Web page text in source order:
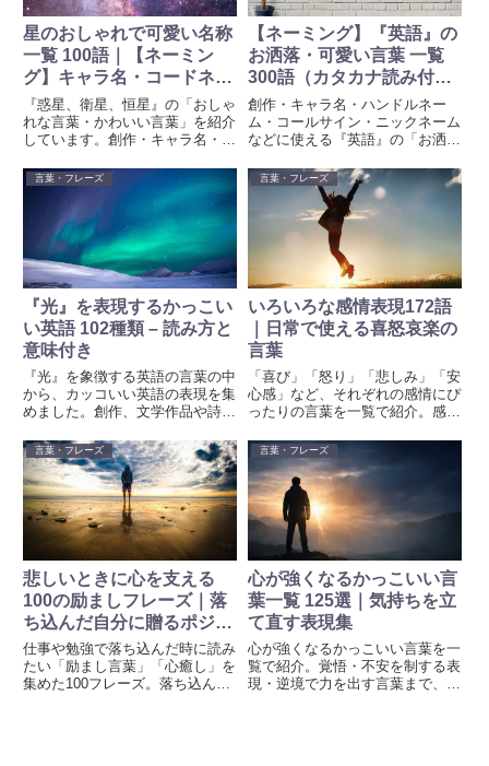
星のおしゃれで可愛い名称
一覧 100語｜【ネーミン
グ】キャラ名・コードネー
ム・チーム名などに
『惑星、衛星、恒星』の「おしゃ
れな言葉・かわいい言葉」を紹介
しています。創作・キャラ名・ハ
ックネームなどに使えるなどのネ
ーミングアイデアとして、ぜひ参
考にしてみてください。
【ネーミング】『英語』の
お洒落・可愛い言葉 一覧
300語（カタカナ読み付
き）- キャラ名・コードネ
ーム・チーム名などに
創作・キャラ名・ハンドルネー
ム・コールサイン・ニックネーム
などに使える『英語』の「お洒落
ています。ネーミングアイデアの
ヒントとして使えるかもしれませ
ん。是非参考にしてみてくださ
い。『英語』のカタカナ読み付き
でご紹介しています。
言葉・フレーズ
『光』を表現するかっこい
い英語 102種類 – 読み方と
意味付き
『光』を象徴する英語の言葉の中
から、カッコいい英語の表現を集
めました。創作、文学作品や詩、
にもご活用ください。
言葉・フレーズ
いろいろな感情表現172語
｜日常で使える喜怒哀楽の
言葉
「喜び」「怒り」「悲しみ」「安
心感」など、それぞれの感情にぴ
ったりの言葉を一覧で紹介。感情
言葉・フレーズ
悲しいときに心を支える
100の励ましフレーズ｜落
ち込んだ自分に贈るポジテ
ィブメッセージ
仕事や勉強で落ち込んだ時に読み
たい「励まし言葉」「心癒し」を
集めた100フレーズ。落ち込んだ
言葉・フレーズ
心が強くなるかっこいい言
葉一覧 125選｜気持ちを立
て直す表現集
心が強くなるかっこいい言葉を一
覧で紹介。覚悟・不安を制する表
現・逆境で力を出す言葉まで、意